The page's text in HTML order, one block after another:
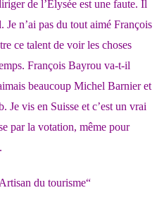
de l’Élysée est une faute. Il
n’ai pas du tout aimé François
ce talent de voir les choses
François Bayrou va-t-il
beaucoup Michel Barnier et
Je vis en Suisse et c’est un vrai
par la votation, même pour
du tourisme“